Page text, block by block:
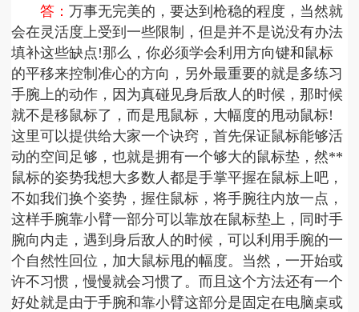
答：万事无完美的，要达到枪稳的程度，当然就
会在灵活度上受到一些限制，但是并不是说没有办法
填补这些缺点!那么，你必须学会利用方向键和鼠标
的平移来控制准心的方向，另外最重要的就是多练习
手腕上的动作，因为真碰见身后敌人的时候，那时候
就不是移鼠标了，而是甩鼠标，大幅度的甩动鼠标!
这里可以提供给大家一个诀窍，首先保证鼠标能够活
动的空间足够，也就是拥有一个够大的鼠标垫，然**
鼠标的姿势我想大多数人都是手掌平握在鼠标上吧，
不如我们换个姿势，握住鼠标，将手腕往内放一点，
这样手腕靠小臂一部分可以靠放在鼠标垫上，同时手
腕向内走，遇到身后敌人的时候，可以利用手腕的一
个自然性回位，加大鼠标甩的幅度。当然，一开始或
许不习惯，慢慢就会习惯了。而且这个方法还有一个
好处就是由于手腕和靠小臂这部分是固定在电脑桌或